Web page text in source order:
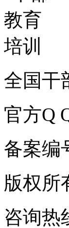
全国干
官方Q
备案编
版权所
咨询热